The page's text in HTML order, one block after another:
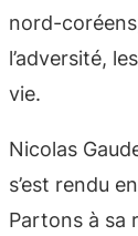
nord-
l’adversité,
vie.
Nicolas
s’est rendu
Partons à sa